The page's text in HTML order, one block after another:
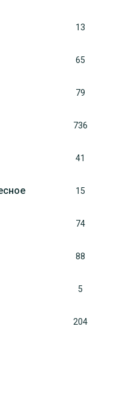
13
65
79
736
41
15
74
88
5
204